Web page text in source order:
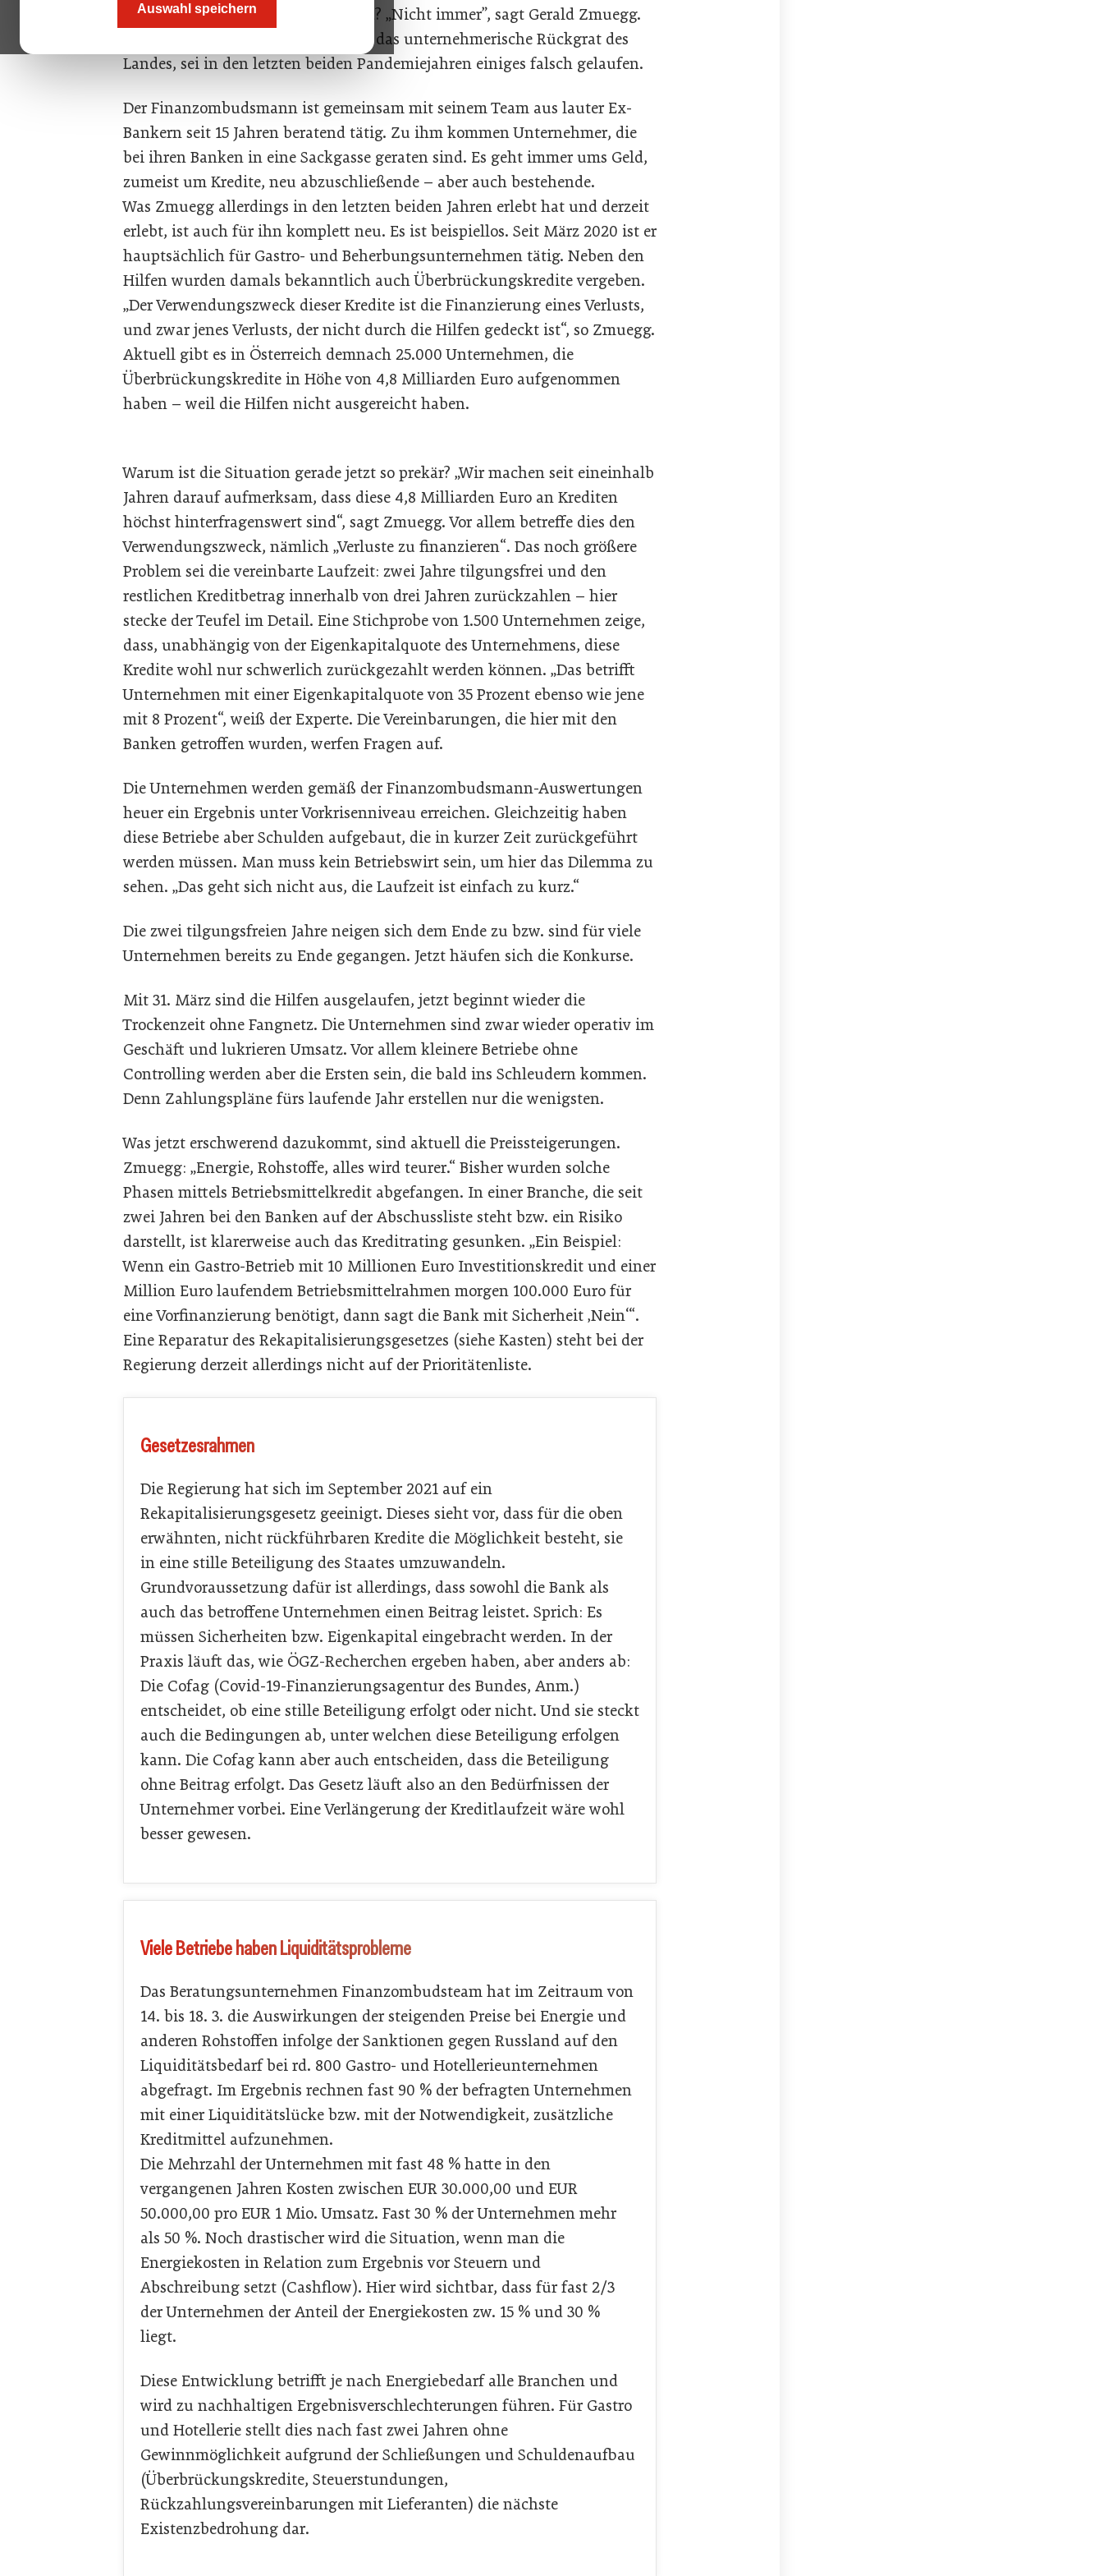
Auswahl speichern
Handelt die Politik vorausschauend? „Nicht immer”, sagt Gerald Zmuegg.
Vor allem in Hinblick auf KMU, auf das unternehmerische Rückgrat des
Landes, sei in den letzten beiden Pandemiejahren einiges falsch gelaufen.
Der Finanzombudsmann ist gemeinsam mit seinem Team aus lauter Ex-
Bankern seit 15 Jahren beratend tätig. Zu ihm kommen Unternehmer, die
bei ihren Banken in eine Sackgasse geraten sind. Es geht immer ums Geld,
zumeist um Kredite, neu abzuschließende – aber auch bestehende.
Was Zmuegg allerdings in den letzten beiden Jahren erlebt hat und derzeit
erlebt, ist auch für ihn komplett neu. Es ist beispiellos. Seit März 2020 ist er
hauptsächlich für Gastro- und Beherbungsunternehmen tätig. Neben den
Hilfen wurden damals bekanntlich auch Überbrückungskredite vergeben.
„Der Verwendungszweck dieser Kredite ist die Finanzierung eines Verlusts,
und zwar jenes Verlusts, der nicht durch die Hilfen gedeckt ist“, so Zmuegg.
Aktuell gibt es in Österreich demnach 25.000 Unternehmen, die
Überbrückungskredite in Höhe von 4,8 Milliarden Euro aufgenommen
haben – weil die Hilfen nicht ausgereicht haben.
Warum ist die Situation gerade jetzt so prekär? „Wir machen seit eineinhalb
Jahren darauf aufmerksam, dass diese 4,8 Milliarden Euro an Krediten
höchst hinterfragenswert sind“, sagt Zmuegg. Vor allem betreffe dies den
Verwendungszweck, nämlich „Verluste zu finanzieren“. Das noch größere
Problem sei die vereinbarte Laufzeit: zwei Jahre tilgungsfrei und den
restlichen Kreditbetrag innerhalb von drei Jahren zurückzahlen – hier
stecke der Teufel im Detail. Eine Stichprobe von 1.500 Unternehmen zeige,
dass, unabhängig von der Eigenkapitalquote des Unternehmens, diese
Kredite wohl nur schwerlich zurückgezahlt werden können. „Das betrifft
Unternehmen mit einer Eigenkapitalquote von 35 Prozent ebenso wie jene
mit 8 Prozent“, weiß der Experte. Die Vereinbarungen, die hier mit den
Banken getroffen wurden, werfen Fragen auf.
Die Unternehmen werden gemäß der Finanzombudsmann-Auswertungen
heuer ein Ergebnis unter Vorkrisenniveau erreichen. Gleichzeitig haben
diese Betriebe aber Schulden aufgebaut, die in kurzer Zeit zurückgeführt
werden müssen. Man muss kein Betriebswirt sein, um hier das Dilemma zu
sehen. „Das geht sich nicht aus, die Laufzeit ist einfach zu kurz.“
Die zwei tilgungsfreien Jahre neigen sich dem Ende zu bzw. sind für viele
Unternehmen bereits zu Ende gegangen. Jetzt häufen sich die Konkurse.
Mit 31. März sind die Hilfen ausgelaufen, jetzt beginnt wieder die
Trockenzeit ohne Fangnetz. Die Unternehmen sind zwar wieder operativ im
Geschäft und lukrieren Umsatz. Vor allem kleinere Betriebe ohne
Controlling werden aber die Ersten sein, die bald ins Schleudern kommen.
Denn Zahlungspläne fürs laufende Jahr erstellen nur die wenigsten.
Was jetzt erschwerend dazukommt, sind aktuell die Preissteigerungen.
Zmuegg: „Energie, Rohstoffe, alles wird teurer.“ Bisher wurden solche
Phasen mittels Betriebsmittelkredit abgefangen. In einer Branche, die seit
zwei Jahren bei den Banken auf der Abschussliste steht bzw. ein Risiko
darstellt, ist klarerweise auch das Kreditrating gesunken. „Ein Beispiel:
Wenn ein Gastro-Betrieb mit 10 Millionen Euro Investitionskredit und einer
Million Euro laufendem Betriebsmittelrahmen morgen 100.000 Euro für
eine Vorfinanzierung benötigt, dann sagt die Bank mit Sicherheit ‚Nein‘“.
Eine Reparatur des Rekapitalisierungsgesetzes (siehe Kasten) steht bei der
Regierung derzeit allerdings nicht auf der Prioritätenliste.
Gesetzesrahmen
Die Regierung hat sich im September 2021 auf ein
Rekapitalisierungsgesetz geeinigt. Dieses sieht vor, dass für die oben
erwähnten, nicht rückführbaren Kredite die Möglichkeit besteht, sie
in eine stille Beteiligung des Staates umzuwandeln.
Grundvoraussetzung dafür ist allerdings, dass sowohl die Bank als
auch das betroffene Unternehmen einen Beitrag leistet. Sprich: Es
müssen Sicherheiten bzw. Eigenkapital eingebracht werden. In der
Praxis läuft das, wie ÖGZ-Recherchen ergeben haben, aber anders ab:
Die Cofag (Covid-19-Finanzierungsagentur des Bundes, Anm.)
entscheidet, ob eine stille Beteiligung erfolgt oder nicht. Und sie steckt
auch die Bedingungen ab, unter welchen diese Beteiligung erfolgen
kann. Die Cofag kann aber auch entscheiden, dass die Beteiligung
ohne Beitrag erfolgt. Das Gesetz läuft also an den Bedürfnissen der
Unternehmer vorbei. Eine Verlängerung der Kreditlaufzeit wäre wohl
besser gewesen.
Viele Betriebe haben Liquiditätsprobleme
Das Beratungsunternehmen Finanzombudsteam hat im Zeitraum von
14. bis 18. 3. die Auswirkungen der steigenden Preise bei Energie und
anderen Rohstoffen infolge der Sanktionen gegen Russland auf den
Liquiditätsbedarf bei rd. 800 Gastro- und Hotellerie­unternehmen
abgefragt. Im Ergebnis rechnen fast 90 % der befragten Unternehmen
mit einer Liquiditätslücke bzw. mit der Notwendigkeit, zusätzliche
Kreditmittel aufzunehmen.
Die Mehrzahl der Unternehmen mit fast 48 % hatte in den
vergangenen Jahren Kosten zwischen EUR 30.000,00 und EUR
50.000,00 pro EUR 1 Mio. Umsatz. Fast 30 % der Unternehmen mehr
als 50 %. Noch drastischer wird die Situation, wenn man die
Energiekosten in Relation zum Ergebnis vor Steuern und
Abschreibung setzt (Cashflow). Hier wird sichtbar, dass für fast 2/3
der Unternehmen der Anteil der Energiekosten zw. 15 % und 30 %
liegt.
Diese Entwicklung betrifft je nach Energiebedarf alle Branchen und
wird zu nachhaltigen Ergebnisverschlechterungen führen. Für Gastro
und Hotellerie stellt dies nach fast zwei Jahren ohne
Gewinnmöglichkeit aufgrund der Schließungen und Schuldenaufbau
(Überbrückungskredite, Steuerstundungen,
Rückzahlungsvereinbarungen mit Lieferanten) die nächste
Existenzbedrohung dar.